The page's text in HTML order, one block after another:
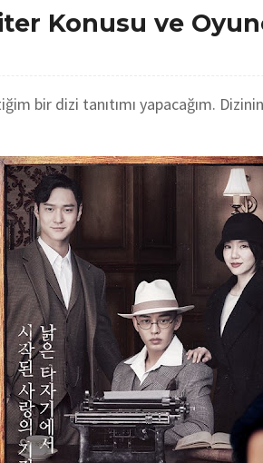
Konusu ve
bir dizi tanıtımı yapacağım.